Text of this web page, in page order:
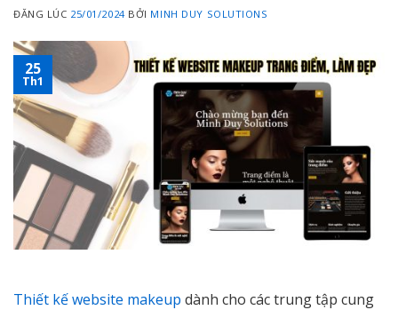
ĐĂNG LÚC 25/01/2024 BỞI MINH DUY SOLUTIONS
25
Th1
Thiết kế website makeup dành cho các trung tập cung